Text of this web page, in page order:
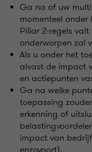
Ga na of uw
momenteel
Pillar 2-regels
onderworpen zal
Als u onder het
alvast de impact
en actiepunten
Ga na welke
toepassing
erkenning of
impact van